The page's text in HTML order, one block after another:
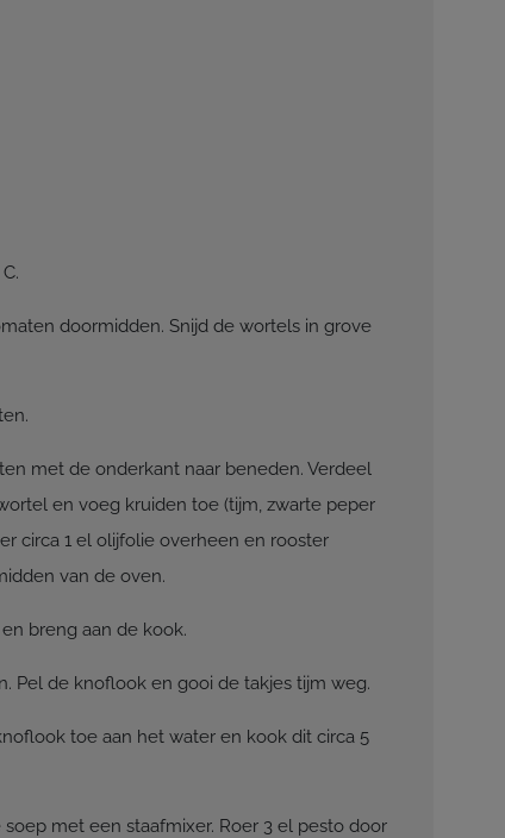
doormidden. Snijd de wortels in grove
met de onderkant naar beneden. Verdeel
en voeg kruiden toe (tijm, zwarte peper
circa 1 el olijfolie overheen en rooster
van de oven.
breng aan de kook.
Pel de knoflook en gooi de takjes tijm weg.
toe aan het water en kook dit circa 5
met een staafmixer. Roer 3 el pesto door